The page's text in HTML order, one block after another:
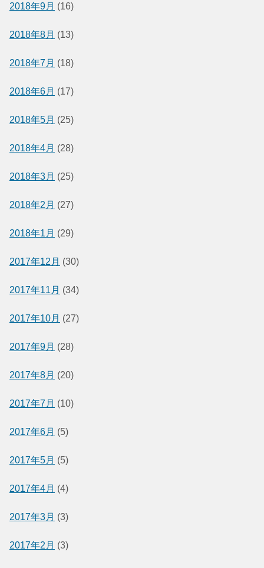
2018年9月 (16)
2018年8月 (13)
2018年7月 (18)
2018年6月 (17)
2018年5月 (25)
2018年4月 (28)
2018年3月 (25)
2018年2月 (27)
2018年1月 (29)
2017年12月 (30)
2017年11月 (34)
2017年10月 (27)
2017年9月 (28)
2017年8月 (20)
2017年7月 (10)
2017年6月 (5)
2017年5月 (5)
2017年4月 (4)
2017年3月 (3)
2017年2月 (3)